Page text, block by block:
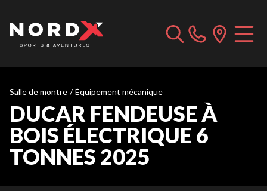
Salle de montre / Équipement mécanique
DUCAR FENDEUSE À
BOIS ÉLECTRIQUE 6
TONNES 2025